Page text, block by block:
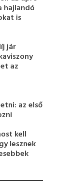
hajlandó
is
jár
az
az első
kell
lesznek